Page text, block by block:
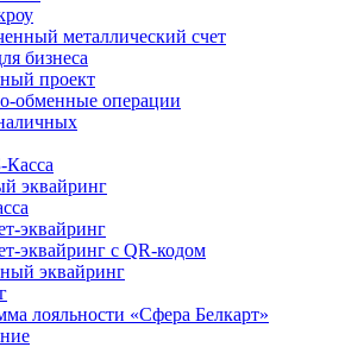
металлический счет
бизнеса
проект
обменные операции
эквайринг
эквайринг
эквайринг с QR-кодом
эквайринг
лояльности «Сфера Белкарт»